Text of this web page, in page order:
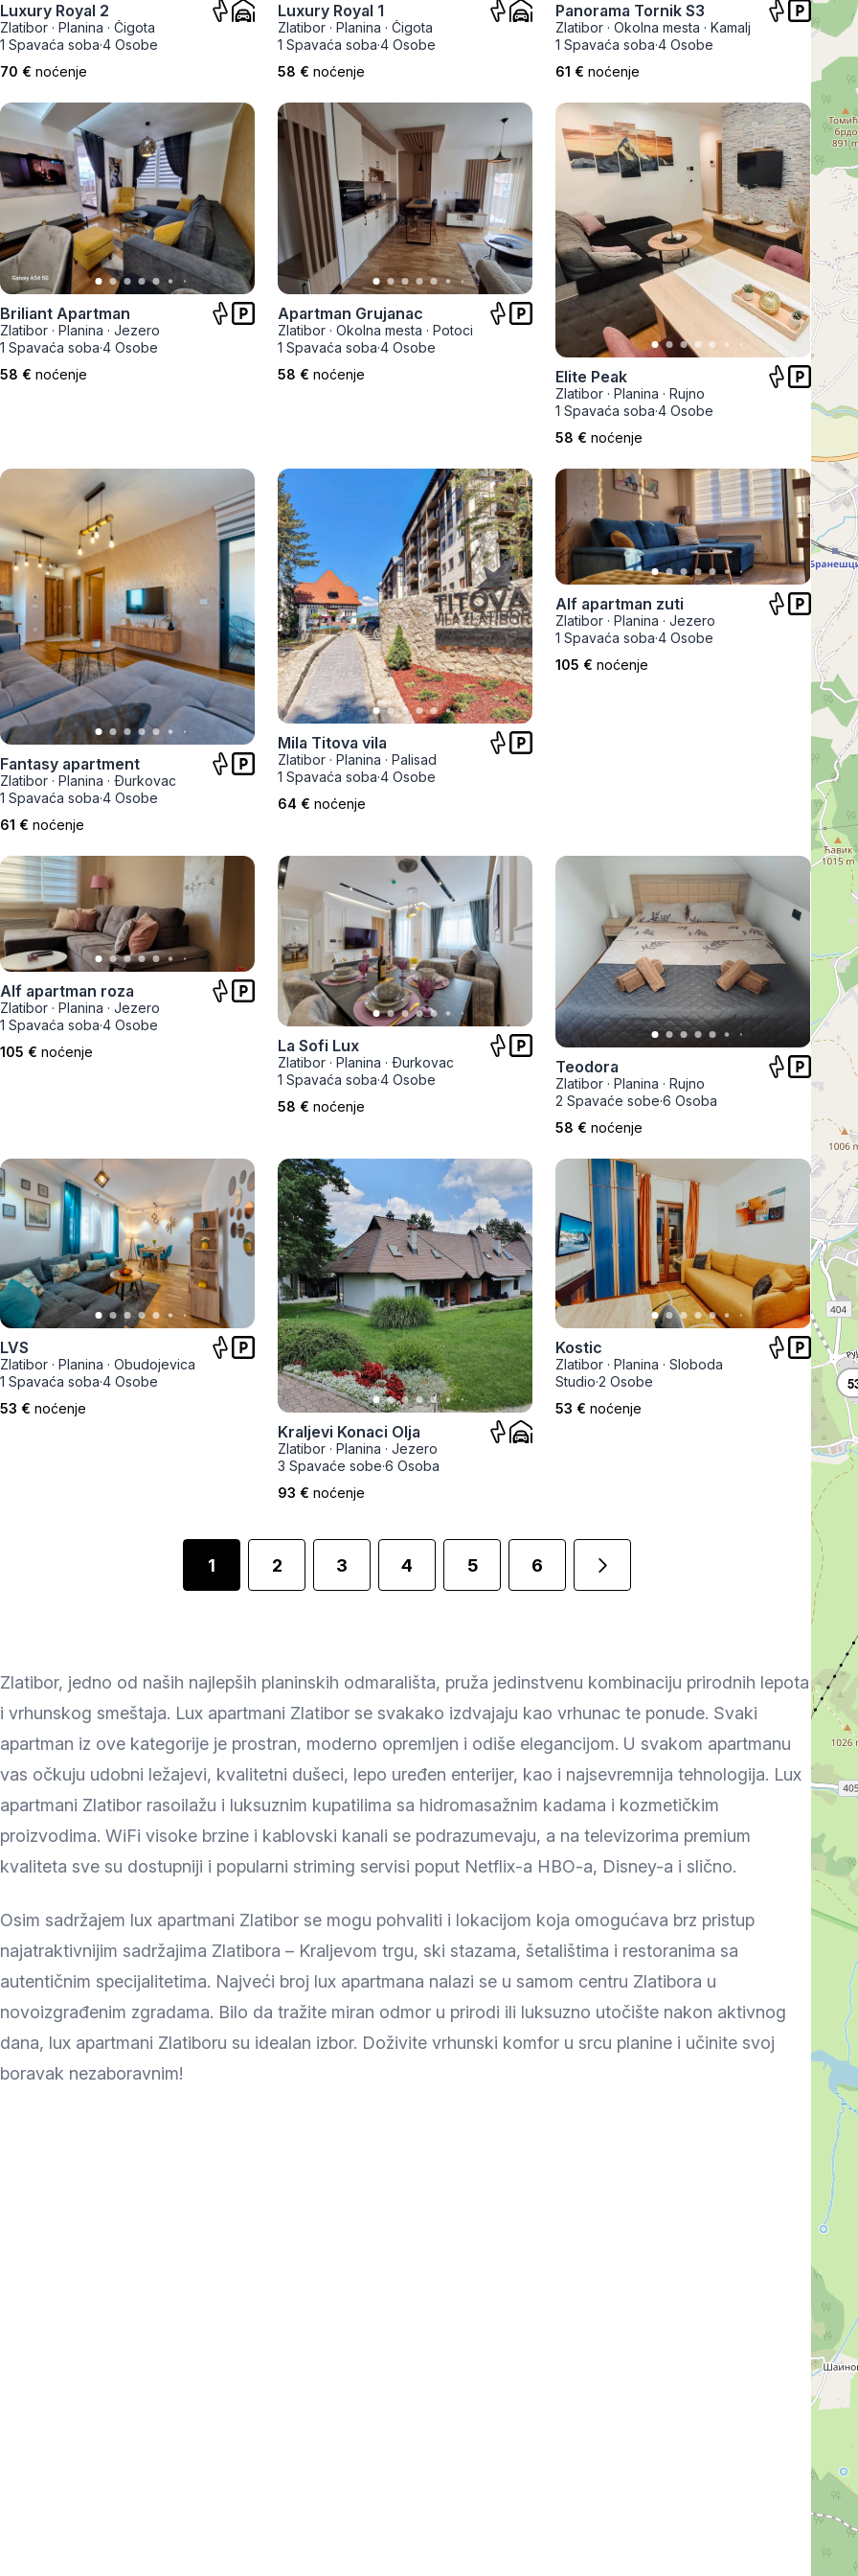
Zlatar
Luxury Royal 2
Zlatibor · Planina · Čigota
1 Spavaća soba·4 Osobe
70 € noćenje
Luxury Royal 1
Zlatibor · Planina · Čigota
1 Spavaća soba·4 Osobe
58 € noćenje
Panorama Tornik S3
Zlatibor · Okolna mesta · Kamalj
1 Spavaća soba·4 Osobe
61 € noćenje
Briliant Apartman
Zlatibor · Planina · Jezero
1 Spavaća soba·4 Osobe
58 € noćenje
Apartman Grujanac
Zlatibor · Okolna mesta · Potoci
1 Spavaća soba·4 Osobe
58 € noćenje Elite Peak
Zlatibor · Planina · Rujno
1 Spavaća soba·4 Osobe
58 € noćenje
Fantasy apartment
Zlatibor · Planina · Đurkovac
1 Spavaća soba·4 Osobe
61 € noćenje
Mila Titova vila
Zlatibor · Planina · Palisad
1 Spavaća soba·4 Osobe
64 € noćenje
Alf apartman zuti
Zlatibor · Planina · Jezero
1 Spavaća soba·4 Osobe
105 € noćenje
Alf apartman roza
Zlatibor · Planina · Jezero
1 Spavaća soba·4 Osobe
105 € noćenje La Sofi Lux
Zlatibor · Planina · Đurkovac
1 Spavaća soba·4 Osobe
58 € noćenje
Teodora
Zlatibor · Planina · Rujno
2 Spavaće sobe·6 Osoba
58 € noćenje
LVS
Zlatibor · Planina · Obudojevica
1 Spavaća soba·4 Osobe
53 € noćenje
Kraljevi Konaci Olja
Zlatibor · Planina · Jezero
3 Spavaće sobe·6 Osoba
93 € noćenje
Kostic
Zlatibor · Planina · Sloboda
Studio·2 Osobe
53 € noćenje
1 2 3 4 5 6
Zlatibor, jedno od naših najlepših planinskih odmarališta, pruža jedinstvenu kombinaciju prirodnih lepota
i vrhunskog smeštaja. Lux apartmani Zlatibor se svakako izdvajaju kao vrhunac te ponude. Svaki
apartman iz ove kategorije je prostran, moderno opremljen i odiše elegancijom. U svakom apartmanu
vas očkuju udobni ležajevi, kvalitetni dušeci, lepo uređen enterijer, kao i najsevremnija tehnologija. Lux
apartmani Zlatibor rasoilažu i luksuznim kupatilima sa hidromasažnim kadama i kozmetičkim
proizvodima. WiFi visoke brzine i kablovski kanali se podrazumevaju, a na televizorima premium
kvaliteta sve su dostupniji i popularni striming servisi poput Netflix-a HBO-a, Disney-a i slično.
Osim sadržajem lux apartmani Zlatibor se mogu pohvaliti i lokacijom koja omogućava brz pristup
najatraktivnijim sadržajima Zlatibora – Kraljevom trgu, ski stazama, šetalištima i restoranima sa
autentičnim specijalitetima. Najveći broj lux apartmana nalazi se u samom centru Zlatibora u
novoizgrađenim zgradama. Bilo da tražite miran odmor u prirodi ili luksuzno utočište nakon aktivnog
dana, lux apartmani Zlatiboru su idealan izbor. Doživite vrhunski komfor u srcu planine i učinite svoj
boravak nezaboravnim!